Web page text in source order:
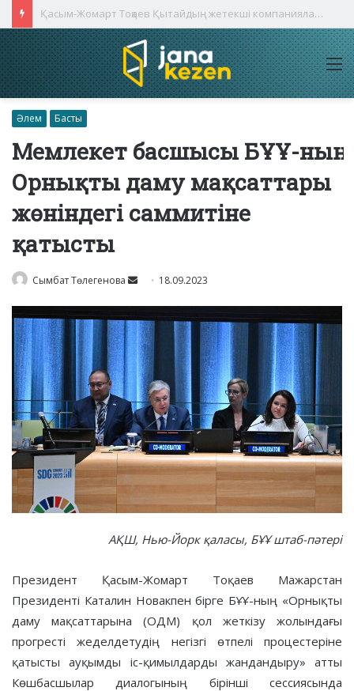
Қасым-Жомарт Тоқаев Қытайдың жетекші компаниялары басшыларымен кездесті
Әлем Басты
Мемлекет басшысы БҰҰ-ның
Орнықты даму мақсаттары
жөніндегі саммитіне
қатысты
Сымбат Төлегенова
Send
email
18.09.2023
АҚШ, Нью-Йорк қаласы, БҰҰ штаб-пәтері
Президент Қасым-Жомарт Тоқаев Мажарстан
Президенті Каталин Новакпен бірге БҰҰ-ның «Орнықты
даму мақсаттарына (ОДМ) қол жеткізу жолындағы
прогресті жеделдетудің негізгі өтпелі процестеріне
қатысты ауқымды іс-қимылдарды жандандыру» атты
Көшбасшылар диалогының бірінші сессиясында